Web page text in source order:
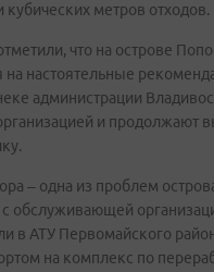
метров отходов.
что на острове
настоятельные
администрации
и продолжают
– одна из проблем
с обслуживающей
в АТУ Первомайского
на комплекс по